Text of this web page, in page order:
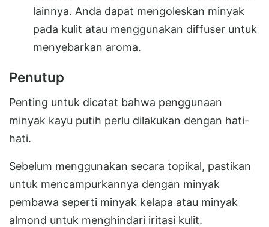
lainnya. Anda dapat mengoleskan minyak
pada kulit atau menggunakan diffuser untuk
menyebarkan aroma.
Penutup
Penting untuk dicatat bahwa penggunaan
minyak kayu putih perlu dilakukan dengan hati-
hati.
Sebelum menggunakan secara topikal, pastikan
untuk mencampurkannya dengan minyak
pembawa seperti minyak kelapa atau minyak
almond untuk menghindari iritasi kulit.